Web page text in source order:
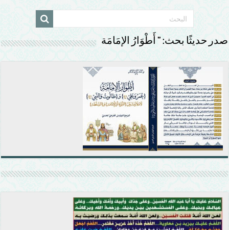
صدر حديثًا بحث: ” أَطْوَارُ الإمَامَة